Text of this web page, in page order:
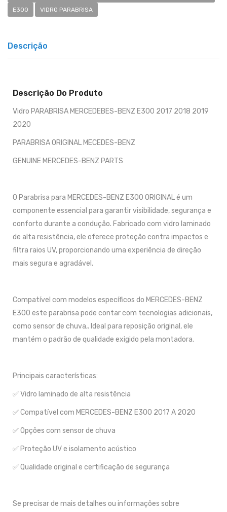
E300
VIDRO PARABRISA
Descrição
Descrição Do Produto
Vidro PARABRISA MERCEDEBES-BENZ E300 2017 2018 2019
2020
PARABRISA ORIGINAL MECEDES-BENZ
GENUINE MERCEDES-BENZ PARTS
O Parabrisa para MERCEDES-BENZ E300 ORIGINAL é um
componente essencial para garantir visibilidade, segurança e
conforto durante a condução. Fabricado com vidro laminado
de alta resistência, ele oferece proteção contra impactos e
filtra raios UV, proporcionando uma experiência de direção
mais segura e agradável.
Compatível com modelos específicos do MERCEDES-BENZ
E300 este parabrisa pode contar com tecnologias adicionais,
como sensor de chuva,. Ideal para reposição original, ele
mantém o padrão de qualidade exigido pela montadora.
Principais características:
✅ Vidro laminado de alta resistência
✅ Compatível com MERCEDES-BENZ E300 2017 A 2020
✅ Opções com sensor de chuva
✅ Proteção UV e isolamento acústico
✅ Qualidade original e certificação de segurança
Se precisar de mais detalhes ou informações sobre